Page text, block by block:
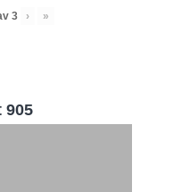
3 › »
905